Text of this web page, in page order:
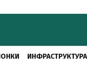
ИНФРАСТРУКТУРА